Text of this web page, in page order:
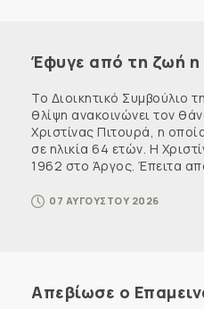
Έφυγε από τη ζωή η
Το Διοικητικό Συμβούλιο
θλίψη ανακοινώνει τον
Χριστίνας Πιτουρά, η
σε ηλικία 64 ετών. Η
1962 στο Άργος. Έπειτα από
07 ΑΥΓΟΥΣΤΟΥ 2026
Απεβίωσε ο